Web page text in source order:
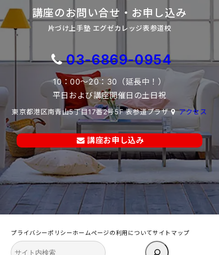
講座のお問い合せ・お申し込み
片づけ上手塾 エグゼカレッジ表参道校
03-6869-0954
10：00～20：30（延長中！）
平日および講座開催日の土日祝
東京都港区南青山5丁目17番2号5F 表参道プラザ アクセス
講座お申し込み
プライバシーポリシーホームページの利用についてサイトマップ
検